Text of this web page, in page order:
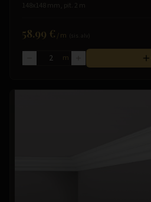
148x148 mm, pit. 2 m
58.99 € /m
m